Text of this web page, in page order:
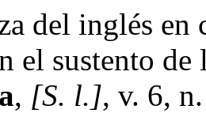
del inglés
el sustento
, [S. l.], v. 6,